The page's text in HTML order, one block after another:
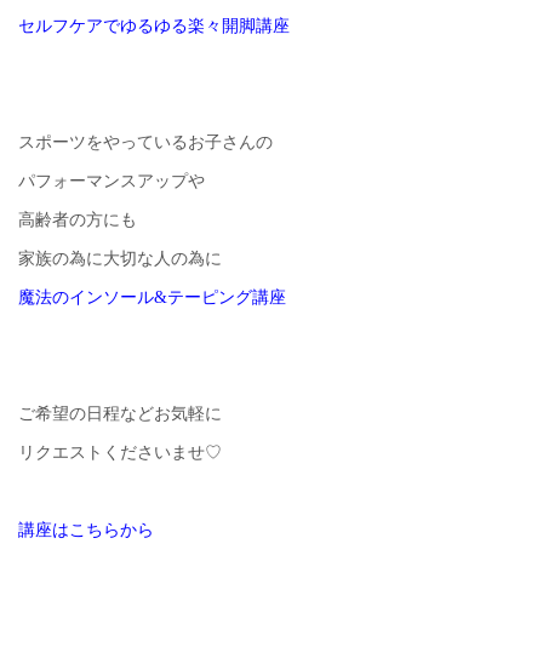
セルフケアでゆるゆる楽々開脚講座
スポーツをやっているお子さんの
パフォーマンスアップや
高齢者の方にも
家族の為に大切な人の為に
魔法のインソール&テーピング講座
ご希望の日程などお気軽に
リクエストくださいませ♡
講座はこちらから